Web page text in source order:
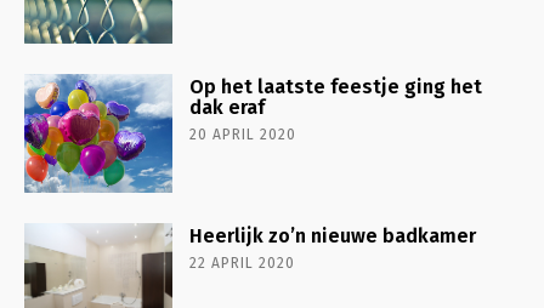
Op het laatste feestje ging het
dak eraf
20 APRIL 2020
Heerlijk zo’n nieuwe badkamer
22 APRIL 2020